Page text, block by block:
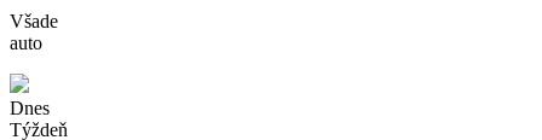
Všade
auto
Dnes
Týždeň